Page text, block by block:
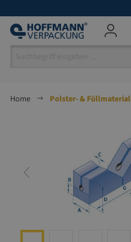
Home
Polster- & Füllmaterial